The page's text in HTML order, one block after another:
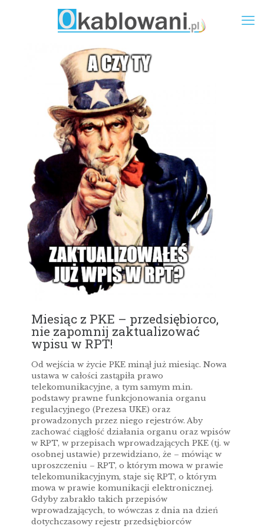
Miesiąc z PKE – przedsiębiorco,
nie zapomnij zaktualizować
wpisu w RPT!
Od wejścia w życie PKE minął już miesiąc. Nowa
ustawa w całości zastąpiła prawo
telekomunikacyjne, a tym samym m.in.
podstawy prawne funkcjonowania organu
regulacyjnego (Prezesa UKE) oraz
prowadzonych przez niego rejestrów. Aby
zachować ciągłość działania organu oraz wpisów
w RPT, w przepisach wprowadzających PKE (tj. w
osobnej ustawie) przewidziano, że – mówiąc w
uproszczeniu – RPT, o którym mowa w prawie
telekomunikacyjnym, staje się RPT, o którym
mowa w prawie komunikacji elektronicznej.
Gdyby zabrakło takich przepisów
wprowadzających, to wówczas z dnia na dzień
dotychczasowy rejestr przedsiębiorców